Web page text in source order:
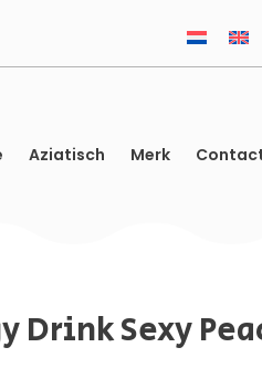
Aziatisch Merk
Drink Sexy